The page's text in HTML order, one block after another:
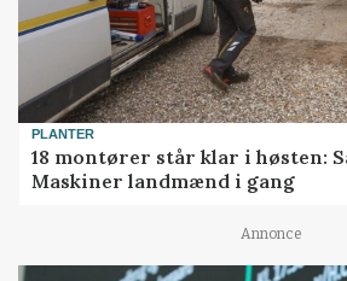
PLANTER
18 montører står klar i høsten:
Maskiner landmænd i gang
Annonce